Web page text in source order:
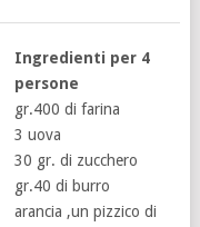
Ingredienti per 4
persone
gr.400 di farina
3 uova
30 gr. di zucchero
gr.40 di burro
arancia ,un pizzico di